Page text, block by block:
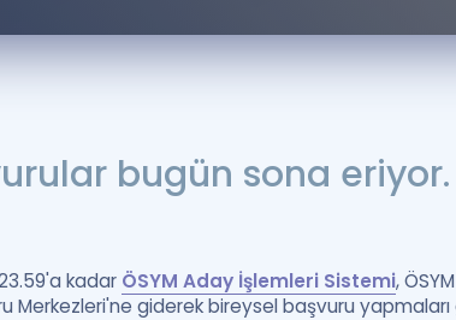
bugün sona eriyor.
kadar ÖSYM Aday İşlemleri Sistemi,
Merkezleri'ne giderek bireysel başvuru yapmaları